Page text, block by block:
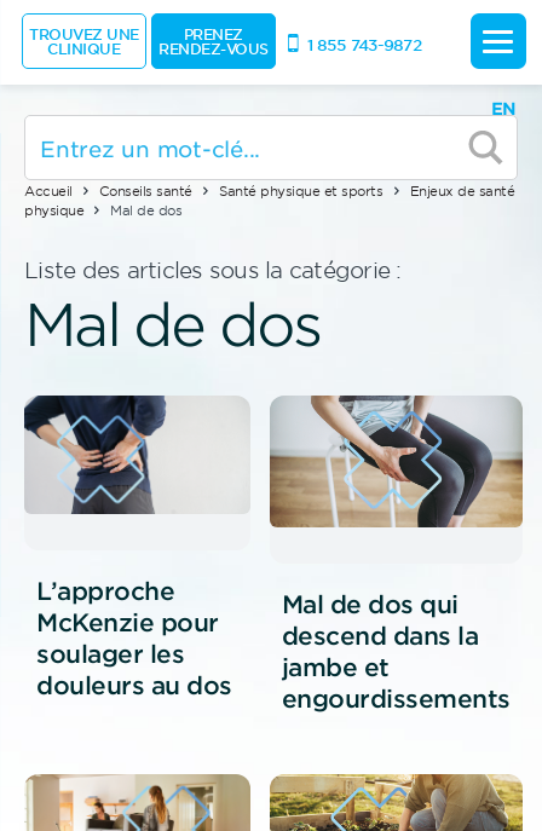
EN
Accueil Conseils santé Santé physique et sports
Enjeux de santé
physique
Mal de dos
Liste des articles sous la catégorie :
Mal de dos
L’approche
McKenzie pour
soulager les
douleurs au dos
Mal de dos qui
descend dans la
jambe et
engourdissements
TROUVEZ UNE
CLINIQUE
PRENEZ
RENDEZ-VOUS 1 855 743-9872